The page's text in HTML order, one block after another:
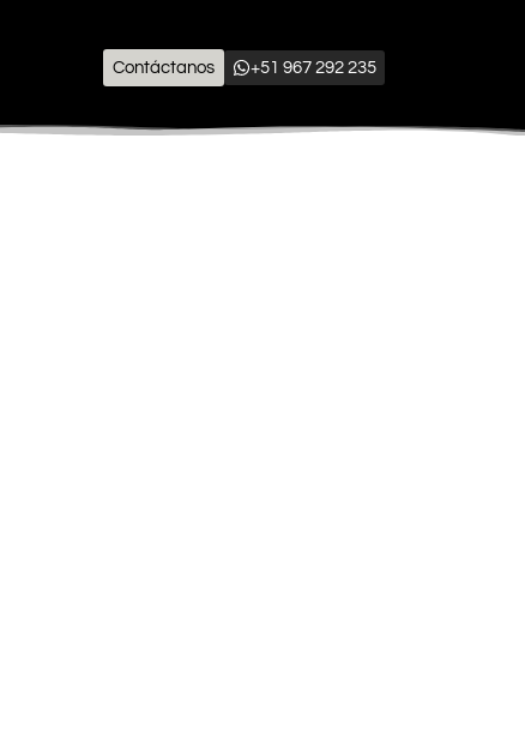
Contáctanos +51 967 292 235